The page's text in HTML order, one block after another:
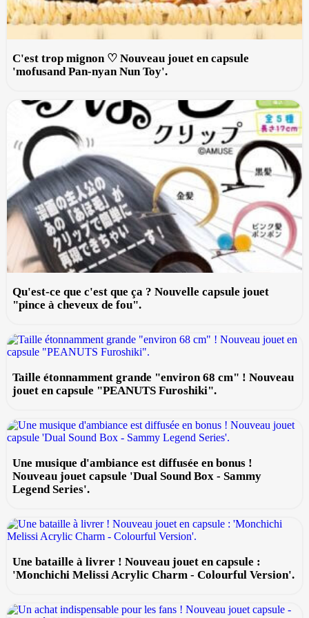
C'est trop mignon ♡ Nouveau jouet en capsule
'mofusand Pan-nyan Nun Toy'.
Qu'est-ce que c'est que ça ? Nouvelle capsule jouet
"pince à cheveux de fou".
Taille étonnamment grande "environ 68 cm" ! Nouveau
jouet en capsule "PEANUTS Furoshiki".
Une musique d'ambiance est diffusée en bonus !
Nouveau jouet capsule 'Dual Sound Box - Sammy
Legend Series'.
Une bataille à livrer ! Nouveau jouet en capsule :
'Monchichi Melissi Acrylic Charm - Colourful Version'.